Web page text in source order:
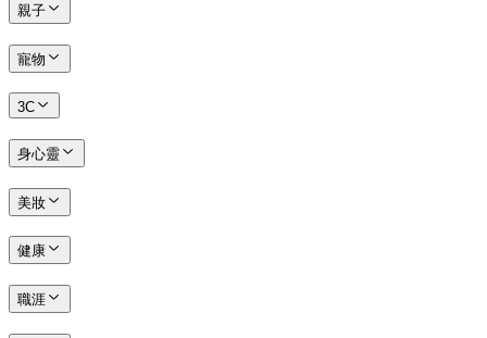
親子
寵物
3C
身心靈
美妝
健康
職涯